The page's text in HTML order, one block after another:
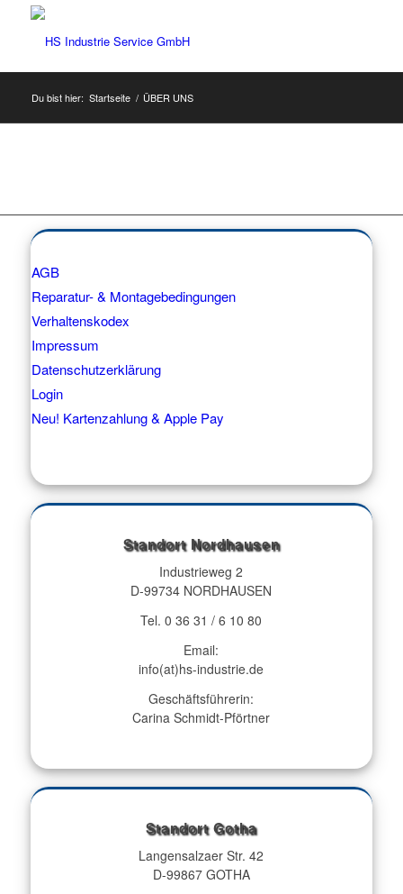
Du bist hier: Startseite / ÜBER UNS
AGB
Reparatur- & Montagebedingungen
Verhaltenskodex
Impressum
Datenschutzerklärung
Login
Neu! Kartenzahlung & Apple Pay
Standort Nordhausen
Industrieweg 2
D-99734 NORDHAUSEN
Tel. 0 36 31 / 6 10 80
Email:
info(at)hs-industrie.de
Geschäftsführerin:
Carina Schmidt-Pförtner
Standort Gotha
Langensalzaer Str. 42
D-99867 GOTHA